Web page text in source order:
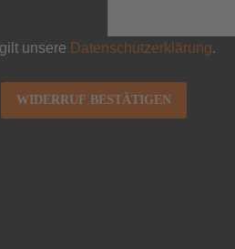
unsere Datenschutzerklärung.
WIDERRUF BESTÄTIGEN